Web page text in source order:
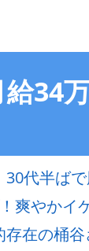
34
代半ば
爽やかイ
存在の桶